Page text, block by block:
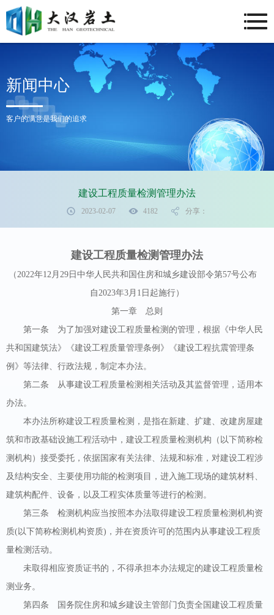
新闻中心
客户的满意是我们的追求
建设工程质量检测管理办法
2023-02-07 4182 分享：
建设工程质量检测管理办法
（2022年12月29日中华人民共和国住房和城乡建设部令第57号公布
自2023年3月1日起施行）
第一章 总则
第一条 为了加强对建设工程质量检测的管理，根据《中华人民
共和国建筑法》《建设工程质量管理条例》《建设工程抗震管理条
例》等法律、行政法规，制定本办法。
第二条 从事建设工程质量检测相关活动及其监督管理，适用本
办法。
本办法所称建设工程质量检测，是指在新建、扩建、改建房屋建
筑和市政基础设施工程活动中，建设工程质量检测机构（以下简称检
测机构）接受委托，依据国家有关法律、法规和标准，对建设工程涉
及结构安全、主要使用功能的检测项目，进入施工现场的建筑材料、
建筑构配件、设备，以及工程实体质量等进行的检测。
第三条 检测机构应当按照本办法取得建设工程质量检测机构资
质(以下简称检测机构资质)，并在资质许可的范围内从事建设工程质
量检测活动。
未取得相应资质证书的，不得承担本办法规定的建设工程质量检
测业务。
第四条 国务院住房和城乡建设主管部门负责全国建设工程质量